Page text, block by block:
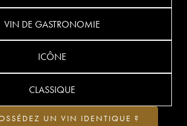
VIN DE GASTRONOMIE
ICÔNE
CLASSIQUE
UN VIN IDENTIQUE ?